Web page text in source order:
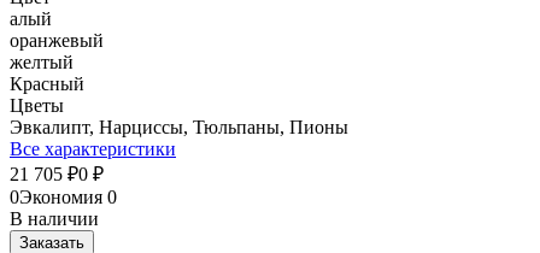
алый
оранжевый
желтый
Красный
Цветы
Эвкалипт, Нарциссы, Тюльпаны, Пионы
Все характеристики
21 705 ₽0 ₽
0Экономия 0
В наличии
Заказать